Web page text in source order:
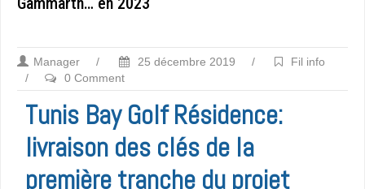
Manager / 25 décembre 2019 /
Fil info
/
0 Comment
Tunis Bay Golf Résidence:
livraison des clés de la
première tranche du projet